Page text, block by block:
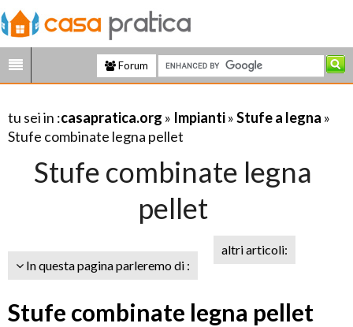
Forum
tu sei in :casapratica.org » Impianti»Stufe a legna »
Stufe combinate legna pellet
Stufe combinate legna
pellet
In questa pagina parleremo di :
altri articoli:
Stufe combinate legna pellet